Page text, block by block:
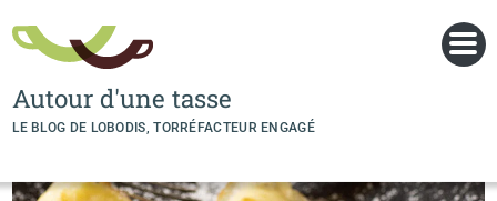
Autour d'une tasse
LE BLOG DE LOBODIS, TORRÉFACTEUR ENGAGÉ